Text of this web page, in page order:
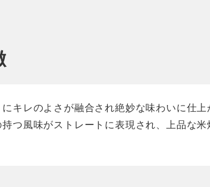
キレのよさが融合され絶妙な味わいに仕
つ風味がストレートに表現され、上品な